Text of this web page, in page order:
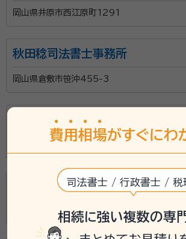
岡山県井原市西江原町1291
秋田稔司法書士事務所
岡山県倉敷市笹沖455-3
桔梗博充事務所
岡山市北区学南町二丁目5番50号
中津裕子事務所
総社市総社三丁目1番27号
費用 相場がすぐにわ
司法書士 / 行政書士 / 税
相続に強い複数の専